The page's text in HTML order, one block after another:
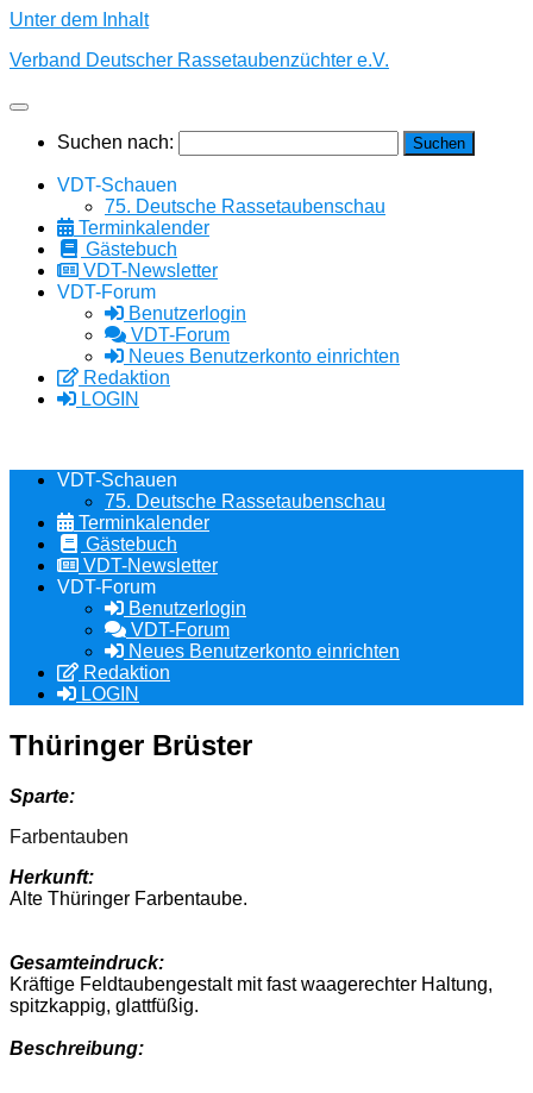
Unter dem Inhalt
Verband Deutscher Rassetaubenzüchter e.V.
Suchen nach:
VDT-Schauen
75. Deutsche Rassetaubenschau
Terminkalender
Gästebuch
VDT-Newsletter
VDT-Forum
Benutzerlogin
VDT-Forum
Neues Benutzerkonto einrichten
Redaktion
LOGIN
VDT-Schauen
75. Deutsche Rassetaubenschau
Terminkalender
Gästebuch
VDT-Newsletter
VDT-Forum
Benutzerlogin
VDT-Forum
Neues Benutzerkonto einrichten
Redaktion
LOGIN
Thüringer Brüster
Sparte:
Farbentauben
Herkunft:
Alte Thüringer Farbentaube.
Gesamteindruck:
Kräftige Feldtaubengestalt mit fast waagerechter Haltung,
spitzkappig, glattfüßig.
Beschreibung: